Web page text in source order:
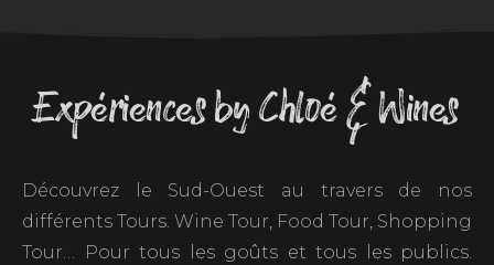
Expériences by Chloé & Wines
Découvrez le Sud-Ouest au travers de nos
différents Tours. Wine Tour, Food Tour, Shopping
Tour… Pour tous les goûts et tous les publics.